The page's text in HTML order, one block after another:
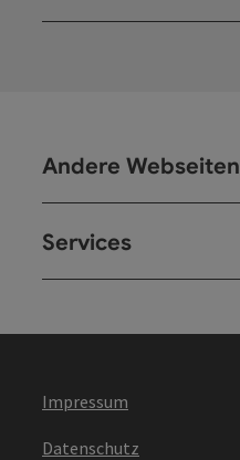
Andere Webseiten
Services
Impressum
Datenschutz